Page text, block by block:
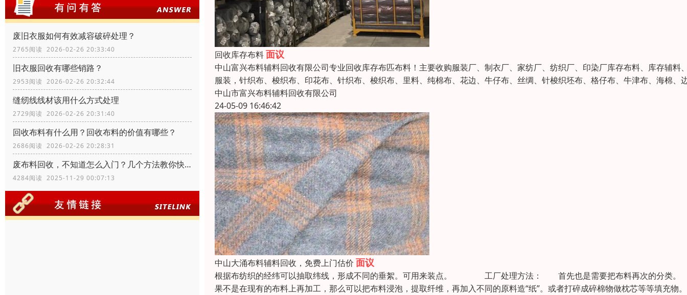
废旧衣服如何有效减容破碎处理？
2765阅读 2026-02-26 20:33:40
旧衣服回收有哪些销路？
2953阅读 2026-02-26 20:32:44
缝纫线线材该用什么方式处理
2729阅读 2026-02-26 20:31:40
回收布料有什么用？回收布料的价值有哪些？
2686阅读 2026-02-26 20:28:31
废布料回收，不知道怎么入门？几个方法教你快速入门
4284阅读 2025-11-29 00:07:13
回收库存布料面议
中山富兴布料辅料回收有限公司专业回收库存布匹布料！主要收购服装厂、制衣厂、家纺厂、纺织厂、印染厂库存布料、库存辅料
服装，针织布、梭织布、印花布、针织布、梭织布、里料、纯棉布、花边、牛仔布、丝绸、针梭织坯布、格仔布、牛津布、海棉、
中山市富兴布料辅料回收有限公司
24-05-09 16:46:42
中山大涌布料辅料回收，免费上门估价 面议
根据布纺织的经纬可以抽取纬线，形成不同的垂絮。可用来装点。 工厂处理方法： 首先也是需要把布料再次的分类
果不是在现有的布料上再加工，那么可以把布料浸泡，提取纤维，再加入不同的原料造“纸”。或者打碎成碎棉物做枕芯等等填充物